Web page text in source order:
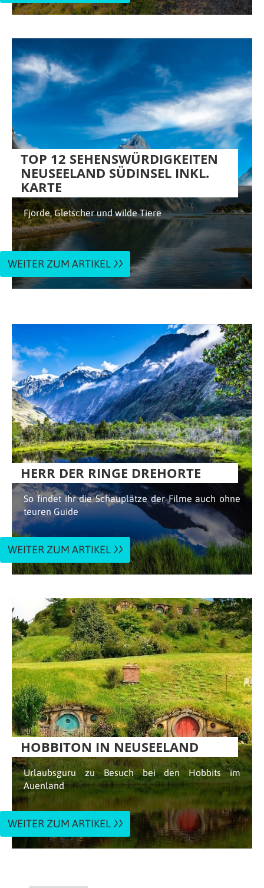
TOP 12 SEHENSWÜRDIGKEITEN
NEUSEELAND SÜDINSEL INKL.
KARTE
Fjorde, Gletscher und wilde Tiere
WEITER ZUM ARTIKEL
HERR DER RINGE DREHORTE
So findet ihr die Schauplätze der Filme auch ohne
teuren Guide
WEITER ZUM ARTIKEL
HOBBITON IN NEUSEELAND
Urlaubsguru zu Besuch bei den Hobbits im
Auenland
WEITER ZUM ARTIKEL